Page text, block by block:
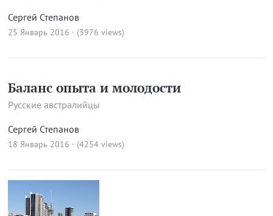
Сергей Степанов
25 Январь 2016 · (3976 views)
Баланс опыта и молодости
Русские австралийцы
Сергей Степанов
18 Январь 2016 · (4254 views)